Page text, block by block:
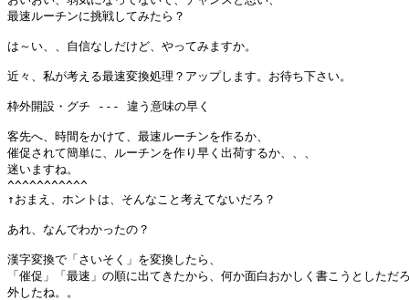
最速ルーチンに挑戦してみたら？
は～い、、自信なしだけど、やってみますか。
近々、私が考える最速変換処理？アップします。お待ち下さい。
枠外開設・グチ --- 違う意味の早く
客先へ、時間をかけて、最速ルーチンを作るか、
催促されて簡単に、ルーチンを作り早く出荷するか、、、
迷いますね。
^^^^^^^^^^^
↑おまえ、ホントは、そんなこと考えてないだろ？
あれ、なんでわかったの？
漢字変換で「さいそく」を変換したら、
「催促」「最速」の順に出てきたから、何か面白おかしく書こうとしただ
外したね。。